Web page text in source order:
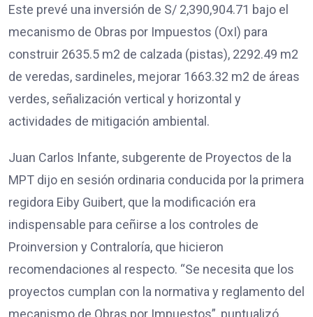
Este prevé una inversión de S/ 2,390,904.71 bajo el
mecanismo de Obras por Impuestos (OxI) para
construir 2635.5 m2 de calzada (pistas), 2292.49 m2
de veredas, sardineles, mejorar 1663.32 m2 de áreas
verdes, señalización vertical y horizontal y
actividades de mitigación ambiental.
Juan Carlos Infante, subgerente de Proyectos de la
MPT dijo en sesión ordinaria conducida por la primera
regidora Eiby Guibert, que la modificación era
indispensable para ceñirse a los controles de
Proinversion y Contraloría, que hicieron
recomendaciones al respecto. “Se necesita que los
proyectos cumplan con la normativa y reglamento del